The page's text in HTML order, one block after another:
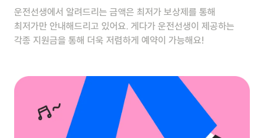
운전선생에서 알려드리는 금액은 최저가 보상제를 통해
최저가만 안내해드리고 있어요. 게다가 운전선생이 제공하는
각종 지원금을 통해 더욱 저렴하게 예약이 가능해요!